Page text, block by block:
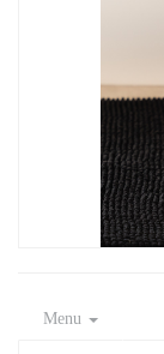
Menu